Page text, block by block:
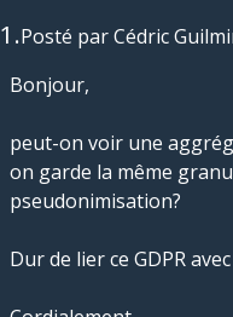
1.Posté parCédric
Bonjour,
peut-on voir une
on garde la même
pseudonimisation?
Dur de lier ce GDPR